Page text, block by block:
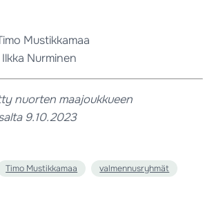
Mustikkamaa
Nurminen
nuorten maajoukkueen
9.10.2023
Timo Mustikkamaa valmennusryhmät